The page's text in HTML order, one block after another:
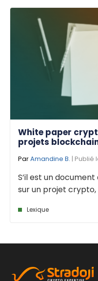
White paper
projets
ParAmandine B. | Publié
S’il est un
sur un projet crypto,
Lexique